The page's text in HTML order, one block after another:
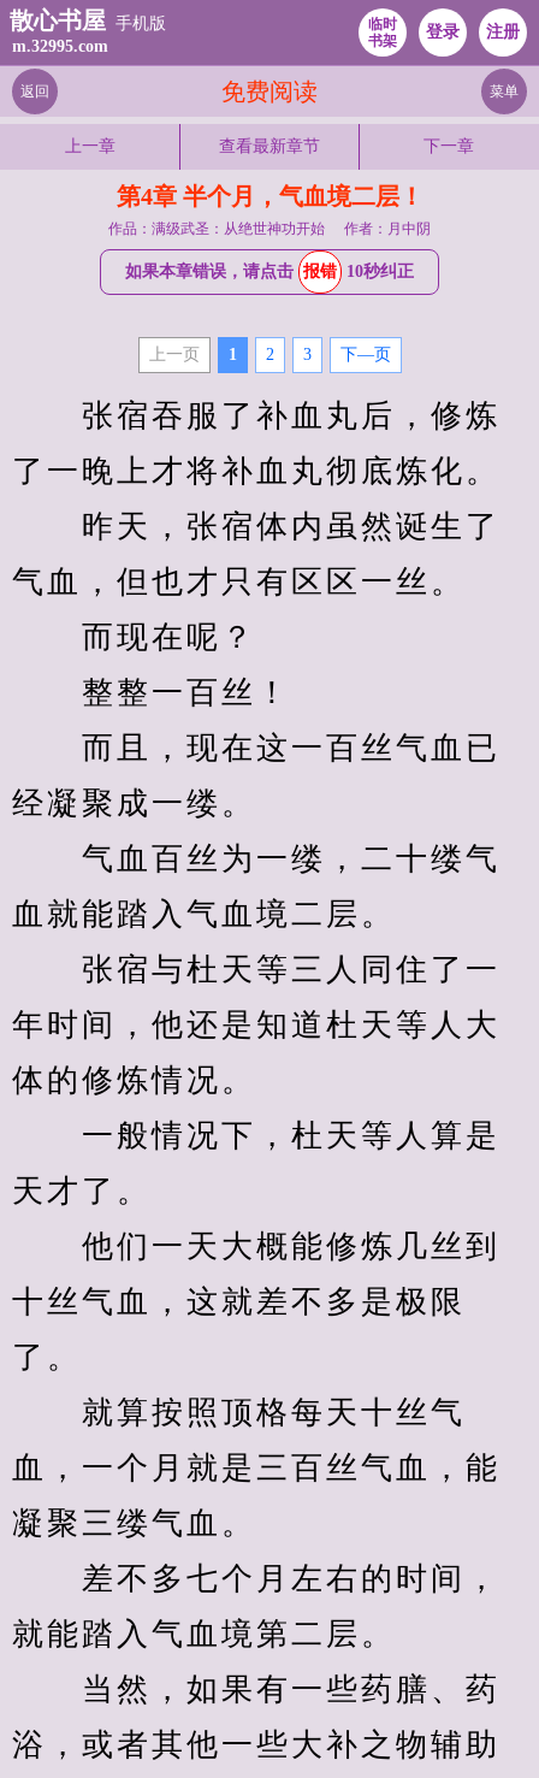
散心书屋 手机版
m.32995.com
临时
书架
登录 注册
免费阅读
返回 菜单
上一章 查看最新章节 下一章
第4章 半个月，气血境二层！
作品：满级武圣：从绝世神功开始 作者：月中阴
如果本章错误，请点击 报错 10秒纠正
上一页 1 2 3 下—页
张宿吞服了补血丸后，修炼
了一晚上才将补血丸彻底炼化。
昨天，张宿体内虽然诞生了
气血，但也才只有区区一丝。
而现在呢？
整整一百丝！
而且，现在这一百丝气血已
经凝聚成一缕。
气血百丝为一缕，二十缕气
血就能踏入气血境二层。
张宿与杜天等三人同住了一
年时间，他还是知道杜天等人大
体的修炼情况。
一般情况下，杜天等人算是
天才了。
他们一天大概能修炼几丝到
十丝气血，这就差不多是极限
了。
就算按照顶格每天十丝气
血，一个月就是三百丝气血，能
凝聚三缕气血。
差不多七个月左右的时间，
就能踏入气血境第二层。
当然，如果有一些药膳、药
浴，或者其他一些大补之物辅助